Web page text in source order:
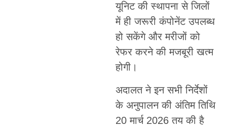
यूनिट की स्थापना से जिलों
में ही जरूरी कंपोनेंट उपलब्ध
हो सकेंगे और मरीजों को
रेफर करने की मजबूरी खत्म
होगी।
अदालत ने इन सभी निर्देशों
के अनुपालन की अंतिम तिथि
20 मार्च 2026 तय की है